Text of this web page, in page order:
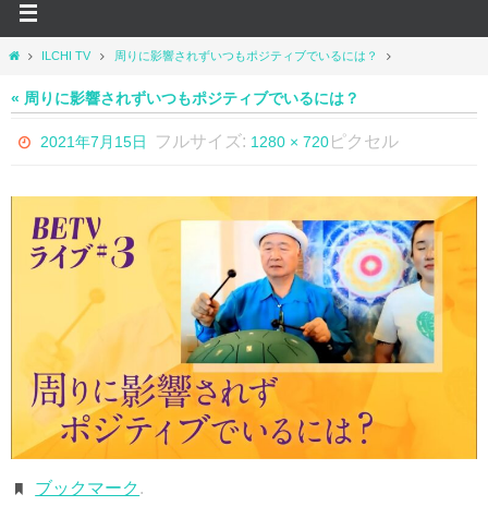
ホ
ム
ILCHI TV 周りに影響されずいつもポジティブでいるには？
« 周りに影響されずいつもポジティブでいるには？
2021年7月15日 フルサイズ: 1280 × 720ピクセル
ブックマーク .